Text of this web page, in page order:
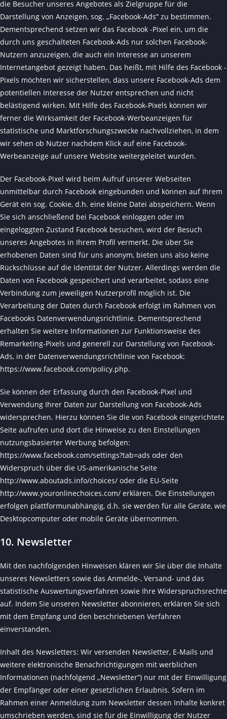
die Besucher unseres Angebotes als Zielgruppe für die
Darstellung von Anzeigen, sog. „Facebook-Ads“ zu bestimmen.
Dementsprechend setzen wir das Facebook -Pixel ein, um die
durch uns geschalteten Facebook-Ads nur solchen Facebook-
Nutzern anzuzeigen, die auch ein Interesse an unserem
Internetangebot gezeigt haben. Das heißt, mit Hilfe des Facebook -
Pixels möchten wir sicherstellen, dass unsere Facebook-Ads dem
potentiellen Interesse der Nutzer entsprechen und nicht
belästigend wirken. Mit Hilfe des Facebook-Pixels können wir
ferner die Wirksamkeit der Facebook-Werbeanzeigen für
statistische und Marktforschungszwecke nachvollziehen, in dem
wir sehen ob Nutzer nachdem Klick auf eine Facebook-
Werbeanzeige auf unsere Website weitergeleitet wurden.
Der Facebook-Pixel wird beim Aufruf unserer Webseiten
unmittelbar durch Facebook eingebunden und können auf Ihrem
Gerät ein sog. Cookie, d.h. eine kleine Datei abspeichern. Wenn
Sie sich anschließend bei Facebook einloggen oder im
eingeloggten Zustand Facebook besuchen, wird der Besuch
unseres Angebotes in Ihrem Profil vermerkt. Die über Sie
erhobenen Daten sind für uns anonym, bieten uns also keine
Rückschlüsse auf die Identität der Nutzer. Allerdings werden die
Daten von Facebook gespeichert und verarbeitet, sodass eine
Verbindung zum jeweiligen Nutzerprofil möglich ist. Die
Verarbeitung der Daten durch Facebook erfolgt im Rahmen von
Facebooks Datenverwendungsrichtlinie. Dementsprechend
erhalten Sie weitere Informationen zur Funktionsweise des
Remarketing-Pixels und generell zur Darstellung von Facebook-
Ads, in der Datenverwendungsrichtlinie von Facebook:
https://www.facebook.com/policy.php.
Sie können der Erfassung durch den Facebook-Pixel und
Verwendung Ihrer Daten zur Darstellung von Facebook-Ads
widersprechen. Hierzu können Sie die von Facebook eingerichtete
Seite aufrufen und dort die Hinweise zu den Einstellungen
nutzungsbasierter Werbung befolgen:
https://www.facebook.com/settings?tab=ads oder den
Widerspruch über die US-amerikanische Seite
http://www.aboutads.info/choices/ oder die EU-Seite
http://www.youronlinechoices.com/ erklären. Die Einstellungen
erfolgen plattformunabhängig, d.h. sie werden für alle Geräte, wie
Desktopcomputer oder mobile Geräte übernommen.
10. Newsletter
Mit den nachfolgenden Hinweisen klären wir Sie über die Inhalte
unseres Newsletters sowie das Anmelde-, Versand- und das
statistische Auswertungsverfahren sowie Ihre Widerspruchsrechte
auf. Indem Sie unseren Newsletter abonnieren, erklären Sie sich
mit dem Empfang und den beschriebenen Verfahren
einverstanden.
Inhalt des Newsletters: Wir versenden Newsletter, E-Mails und
weitere elektronische Benachrichtigungen mit werblichen
Informationen (nachfolgend „Newsletter“) nur mit der Einwilligung
der Empfänger oder einer gesetzlichen Erlaubnis. Sofern im
Rahmen einer Anmeldung zum Newsletter dessen Inhalte konkret
umschrieben werden, sind sie für die Einwilligung der Nutzer